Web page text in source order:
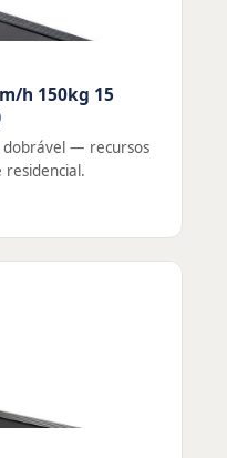
h 150kg 15
dobrável — recursos